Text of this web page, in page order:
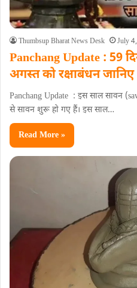
Thumbsup Bharat News Desk July
Panchang Update : 59
अगस्त को रक्षाबंधन
Panchang Update : इस साल सावन
से सावन शुरू हो गए हैं। इस साल…
Read More »